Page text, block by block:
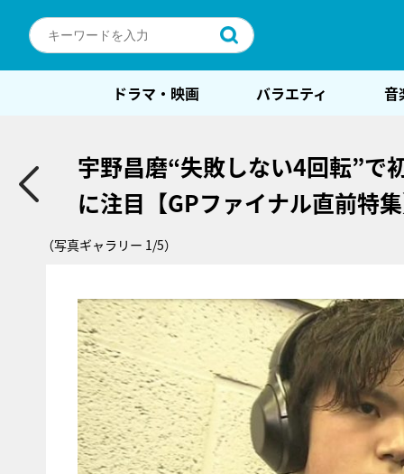
ドラマ・映画 バラエティ 音
宇野昌磨“失敗しない4回転”で
に注目【GPファイナル直前特
（写真ギャラリー 1/5）